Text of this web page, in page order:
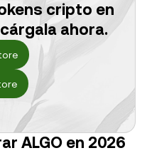
cripto en
ahora.
ALGO en 2026